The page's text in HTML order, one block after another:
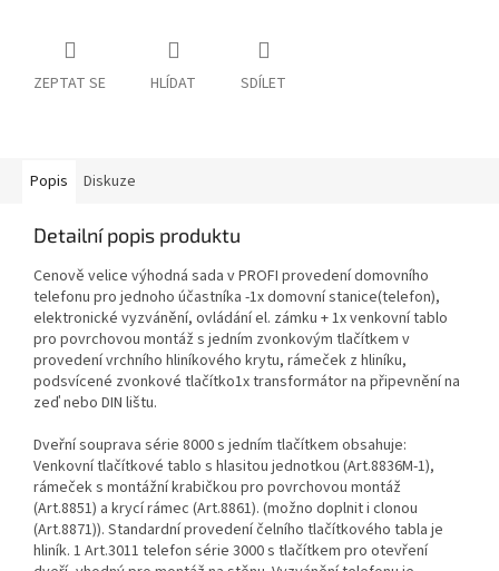
ZEPTAT SE HLÍDAT SDÍLET
Popis Diskuze
Detailní popis produktu
Cenově velice výhodná sada v PROFI provedení domovního
telefonu pro jednoho účastníka -1x domovní stanice(telefon),
elektronické vyzvánění, ovládání el. zámku + 1x venkovní tablo
pro povrchovou montáž s jedním zvonkovým tlačítkem v
provedení vrchního hliníkového krytu, rámeček z hliníku,
podsvícené zvonkové tlačítko1x transformátor na připevnění na
zeď nebo DIN lištu.
Dveřní souprava série 8000 s jedním tlačítkem obsahuje:
Venkovní tlačítkové tablo s hlasitou jednotkou (Art.8836M-1),
rámeček s montážní krabičkou pro povrchovou montáž
(Art.8851) a krycí rámec (Art.8861). (možno doplnit i clonou
(Art.8871)). Standardní provedení čelního tlačítkového tabla je
hliník. 1 Art.3011 telefon série 3000 s tlačítkem pro otevření